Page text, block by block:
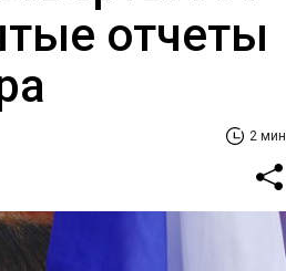
отчеты
2 мин